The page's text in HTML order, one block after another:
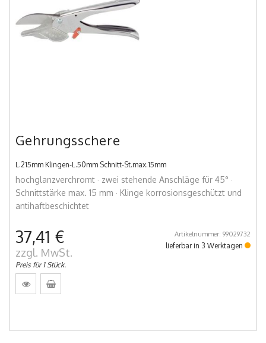
Gehrungsschere
L.215mm Klingen-L.50mm Schnitt-St.max.15mm
hochglanzverchromt · zwei stehende Anschläge für 45° ·
Schnittstärke max. 15 mm · Klinge korrosionsgeschützt und
antihaftbeschichtet
37,41 €
zzgl. MwSt.
Preis für 1 Stück.
Artikelnummer: 99029732
lieferbar in 3 Werktagen